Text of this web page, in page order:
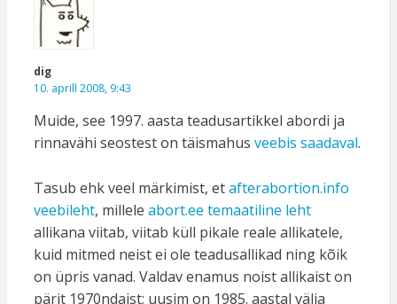
dig
10. aprill 2008, 9:43
Muide, see 1997. aasta teadusartikkel abordi ja
rinnavähi seostest on täismahus veebis saadaval.
Tasub ehk veel märkimist, etafterabortion.info
veebileht, millele abort.ee temaatiline leht
allikana viitab, viitab küll pikale reale allikatele,
kuid mitmed neist ei ole teadusallikad ning kõik
on üpris vanad. Valdav enamus noist allikaist on
pärit 1970ndaist; uusim on 1985. aastal välja